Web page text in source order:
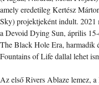
amely eredetileg Kertész
Sky) projektjeként indult. 2021
a Devoid Dying Sun, április
The Black Hole Era, harmadik
Fountains of Life dallal lehet
Az első Rivers Ablaze lemez,